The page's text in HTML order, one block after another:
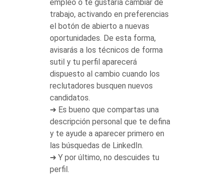
empleo o te gustaría cambiar de
trabajo, activando en preferencias
el botón de abierto a nuevas
oportunidades. De esta forma,
avisarás a los técnicos de forma
sutil y tu perfil aparecerá
dispuesto al cambio cuando los
reclutadores busquen nuevos
candidatos.
➜ Es bueno que compartas una
descripción personal que te defina
y te ayude a aparecer primero en
las búsquedas de LinkedIn.
➜ Y por último, no descuides tu
perfil.